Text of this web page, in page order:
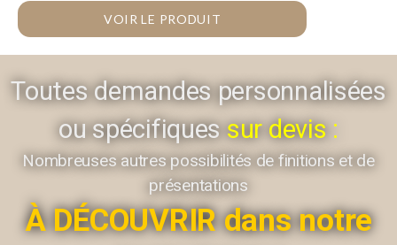
VOIR LE PRODUIT
Toutes demandes personnalisées
ou spécifiquessur devis :
Nombreuses autres possibilités de finitions et de
présentations
À DÉCOUVRIR dans notre